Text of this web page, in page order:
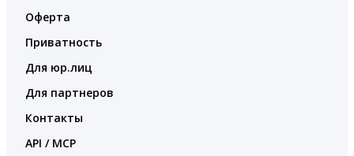
Оферта
Приватность
Для юр.лиц
Для партнеров
Контакты
API / MCP